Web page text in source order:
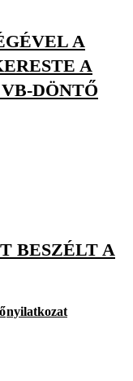
A
A
DÖNTŐ
BESZÉLT A
nyilatkozat